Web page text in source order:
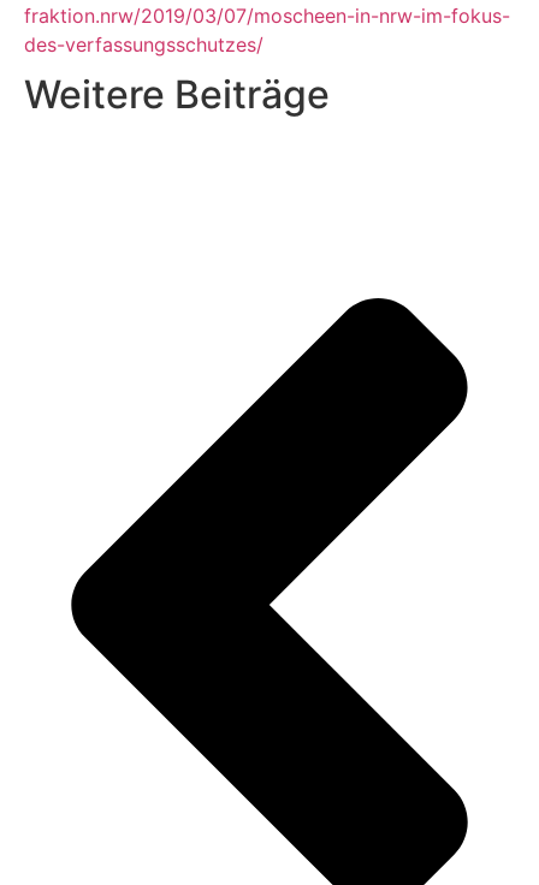
fraktion.nrw/2019/03/07/moscheen-in-nrw-im-fokus-
des-verfassungsschutzes/
Weitere Beiträge